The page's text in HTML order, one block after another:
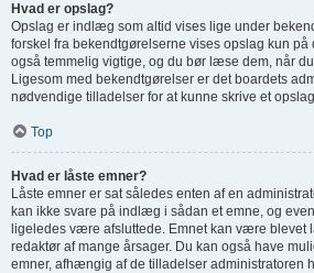
Hvad er opslag?
Opslag er indlæg som altid vises lige under
forskel fra bekendtgørelserne vises opslag kun på
også temmelig vigtige, og du bør læse dem, når
Ligesom med bekendtgørelser er det boardets
nødvendige tilladelser for at kunne skrive et
Top
Hvad er låste emner?
Låste emner er sat således enten af en
kan ikke svare på indlæg i sådan et emne, og
ligeledes være afsluttede. Emnet kan være blevet
redaktør af mange årsager. Du kan også have
emner, afhængig af de tilladelser administratoren